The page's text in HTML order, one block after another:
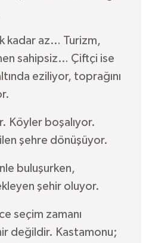
kadar az… Turizm,
sahipsiz… Çiftçi ise
eziliyor, toprağını
Köyler boşalıyor.
şehre dönüşüyor.
buluşurken,
şehir oluyor.
seçim zamanı
değildir. Kastamonu;